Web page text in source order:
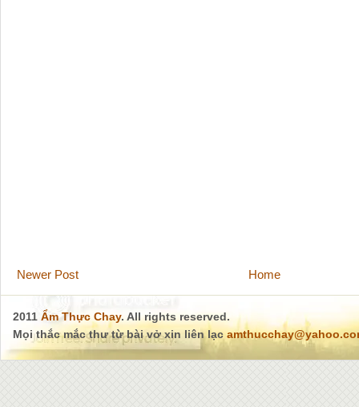
Newer Post Home
2011 Ẩm Thực Chay. All rights reserved.
Mọi thắc mắc thư từ bài vở xin liên lạc